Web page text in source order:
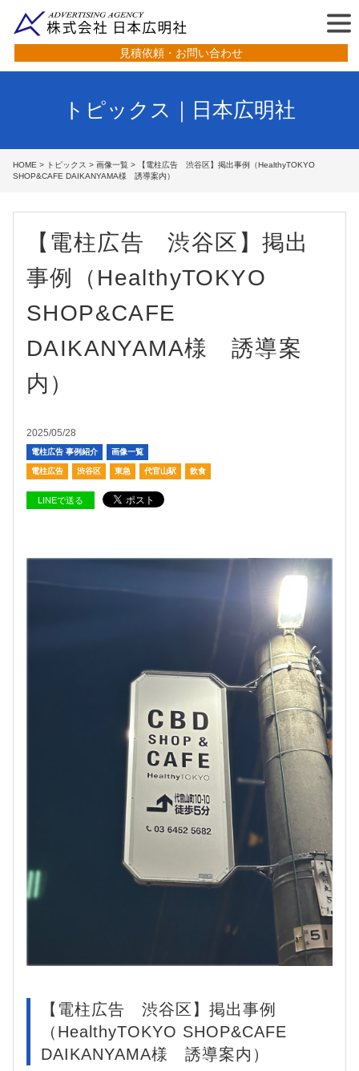
見積依頼・お問い合わせ
トピックス｜日本広明社
HOME > トピックス > 画像一覧 > 【電柱広告 渋谷区】掲出事例（HealthyTOKYO
SHOP&CAFE DAIKANYAMA様 誘導案内）
【電柱広告 渋谷区】掲出
事例（HealthyTOKYO
SHOP&CAFE
DAIKANYAMA様 誘導案
内）
2025/05/28
電柱広告 事例紹介 画像一覧
電柱広告 渋谷区 東急 代官山駅 飲食
LINEで送る
【電柱広告 渋谷区】掲出事例
（HealthyTOKYO SHOP&CAFE
DAIKANYAMA様 誘導案内）